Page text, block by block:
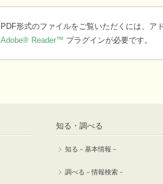
PDF形式のファイルをご覧いただくには、ア
Adobe® Reader™ プラグインが必要です。
知る・調べる
知る－基本情報－
調べる－情報検索－